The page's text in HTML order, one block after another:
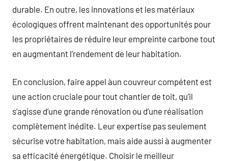
durable. En outre, les innovations et les matériaux
écologiques offrent maintenant des opportunités pour
les propriétaires de réduire leur empreinte carbone tout
en augmentant l’rendement de leur habitation.
En conclusion, faire appel àun couvreur compétent est
une action cruciale pour tout chantier de toit, qu’il
s’agisse d’une grande rénovation ou d’une réalisation
complètement inédite. Leur expertise pas seulement
sécurise votre habitation, mais aide aussi à augmenter
sa efficacité énergétique. Choisir le meilleur